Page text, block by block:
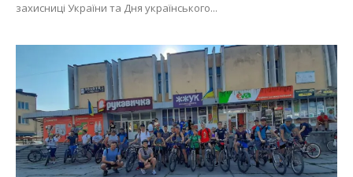
захисниці України та Дня українського...